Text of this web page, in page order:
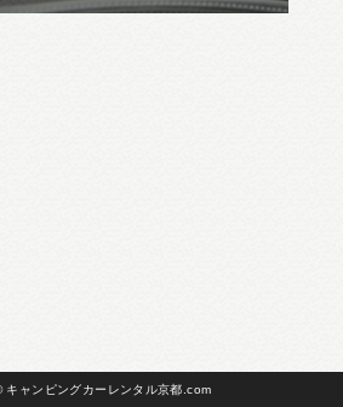
ャンピングカーレンタル京都.com